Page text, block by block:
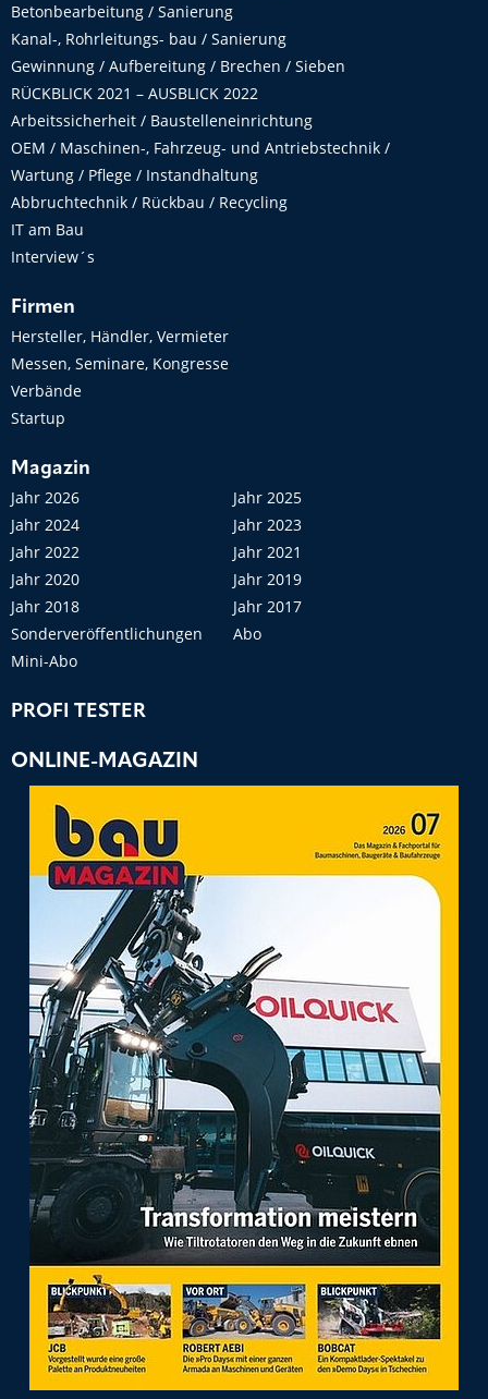
Betonbearbeitung / Sanierung
Kanal-, Rohrleitungs- bau / Sanierung
Gewinnung / Aufbereitung / Brechen / Sieben
RÜCKBLICK 2021 – AUSBLICK 2022
Arbeitssicherheit / Baustelleneinrichtung
OEM / Maschinen-, Fahrzeug- und Antriebstechnik /
Wartung / Pflege / Instandhaltung
Abbruchtechnik / Rückbau / Recycling
IT am Bau
Interview´s
Firmen
Hersteller, Händler, Vermieter
Messen, Seminare, Kongresse
Verbände
Startup
Magazin
Jahr 2026
Jahr 2025
Jahr 2024
Jahr 2023
Jahr 2022
Jahr 2021
Jahr 2020
Jahr 2019
Jahr 2018
Jahr 2017
Sonderveröffentlichungen
Abo
Mini-Abo
PROFI TESTER
ONLINE-MAGAZIN